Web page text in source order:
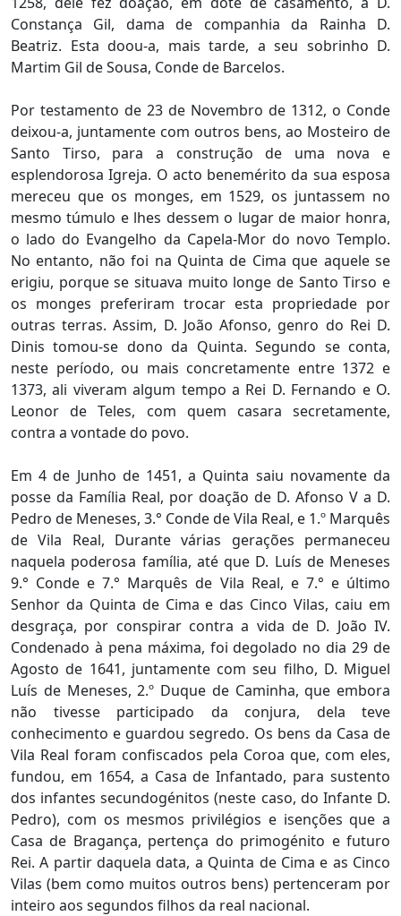
Constança Gil, dama de companhia da Rainha D.
Beatriz. Esta doou-a, mais tarde, a seu sobrinho D.
Martim Gil de Sousa, Conde de Barcelos.
Por testamento de 23 de Novembro de 1312, o Conde
deixou-a, juntamente com outros bens, ao Mosteiro de
Santo Tirso, para a construção de uma nova e
esplendorosa Igreja. O acto benemérito da sua esposa
mereceu que os monges, em 1529, os juntassem no
mesmo túmulo e lhes dessem o lugar de maior honra,
o lado do Evangelho da Capela-Mor do novo Templo.
No entanto, não foi na Quinta de Cima que aquele se
erigiu, porque se situava muito longe de Santo Tirso e
os monges preferiram trocar esta propriedade por
outras terras. Assim, D. João Afonso, genro do Rei D.
Dinis tomou-se dono da Quinta. Segundo se conta,
neste período, ou mais concretamente entre 1372 e
1373, ali viveram algum tempo a Rei D. Fernando e O.
Leonor de Teles, com quem casara secretamente,
contra a vontade do povo.
Em 4 de Junho de 1451, a Quinta saiu novamente da
posse da Família Real, por doação de D. Afonso V a D.
Pedro de Meneses, 3.° Conde de Vila Real, e 1.º Marquês
de Vila Real, Durante várias gerações permaneceu
naquela poderosa família, até que D. Luís de Meneses
9.° Conde e 7.° Marquês de Vila Real, e 7.° e último
Senhor da Quinta de Cima e das Cinco Vilas, caiu em
desgraça, por conspirar contra a vida de D. João IV.
Condenado à pena máxima, foi degolado no dia 29 de
Agosto de 1641, juntamente com seu filho, D. Miguel
Luís de Meneses, 2.º Duque de Caminha, que embora
não tivesse participado da conjura, dela teve
conhecimento e guardou segredo. Os bens da Casa de
Vila Real foram confiscados pela Coroa que, com eles,
fundou, em 1654, a Casa de Infantado, para sustento
dos infantes secundogénitos (neste caso, do Infante D.
Pedro), com os mesmos privilégios e isenções que a
Casa de Bragança, pertença do primogénito e futuro
Rei. A partir daquela data, a Quinta de Cima e as Cinco
Vilas (bem como muitos outros bens) pertenceram por
inteiro aos segundos filhos da real nacional.